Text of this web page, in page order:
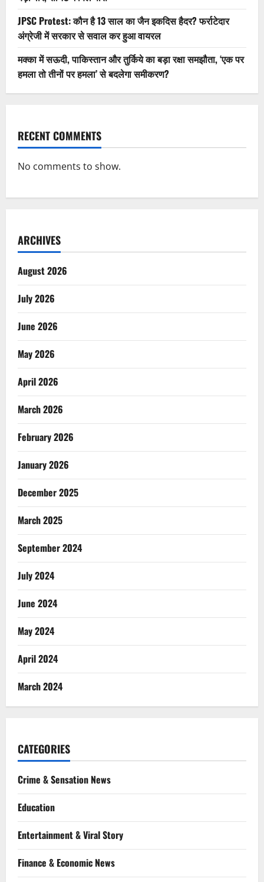
JPSC Protest: कौन है 13 साल का जैन इकदिस हैदर? फर्राटेदार
अंग्रेजी में सरकार से सवाल कर हुआ वायरल
मक्का में सऊदी, पाकिस्तान और तुर्किये का बड़ा रक्षा समझौता, ‘एक पर
हमला तो तीनों पर हमला’ से बदलेगा समीकरण?
RECENT COMMENTS
No comments to show.
ARCHIVES
August 2026
July 2026
June 2026
May 2026
April 2026
March 2026
February 2026
January 2026
December 2025
March 2025
September 2024
July 2024
June 2024
May 2024
April 2024
March 2024
CATEGORIES
Crime & Sensation News
Education
Entertainment & Viral Story
Finance & Economic News